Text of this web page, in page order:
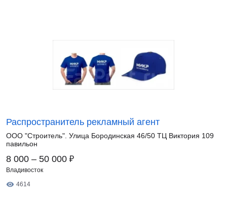
Распространитель рекламный агент
ООО "Строитель". Улица Бородинская 46/50 ТЦ Виктория 109
павильон
8 000 – 50 000 ₽
Владивосток
4614